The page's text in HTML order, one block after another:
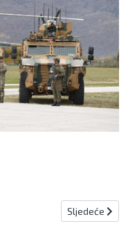
PS BiH prekinuta zbog
Sljedeći članak:
Sljedeće